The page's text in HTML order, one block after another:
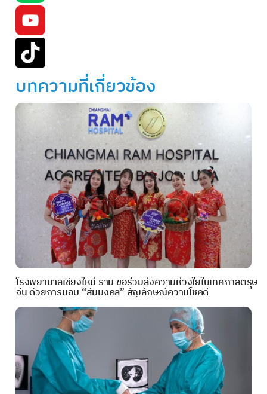
บทความที่เกี่ยวข้อง
โรงพยาบาลเชียงใหม่ ราม ขอร่วมส่งความห่วงใยในเทศกาลตรุษ
จีน ด้วยการมอบ “ส้มมงคล” สัญลักษณ์ความโชคดี